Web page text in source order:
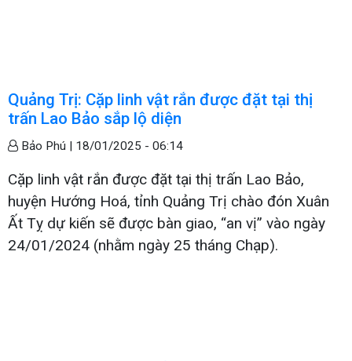
Quảng Trị: Cặp linh vật rắn được đặt tại thị
trấn Lao Bảo sắp lộ diện
Bảo Phú | 18/01/2025 - 06:14
Cặp linh vật rắn được đặt tại thị trấn Lao Bảo,
huyện Hướng Hoá, tỉnh Quảng Trị chào đón Xuân
Ất Tỵ dự kiến sẽ được bàn giao, “an vị” vào ngày
24/01/2024 (nhằm ngày 25 tháng Chạp).